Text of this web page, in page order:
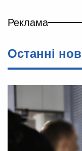
Реклама
Останні